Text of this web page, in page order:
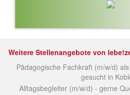
Weitere Stellenangebote von
Pädagogische Fachkraft (m/w/d)
gesucht in
Alltagsbegleiter (m/w/d) - gerne